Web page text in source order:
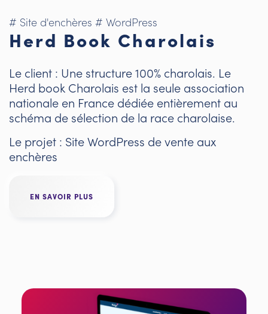
# Site d'enchères # WordPress
Herd Book Charolais
Le client : Une structure 100% charolais. Le
Herd book Charolais est la seule association
nationale en France dédiée entièrement au
schéma de sélection de la race charolaise.
Le projet : Site WordPress de vente aux
enchères
EN SAVOIR PLUS